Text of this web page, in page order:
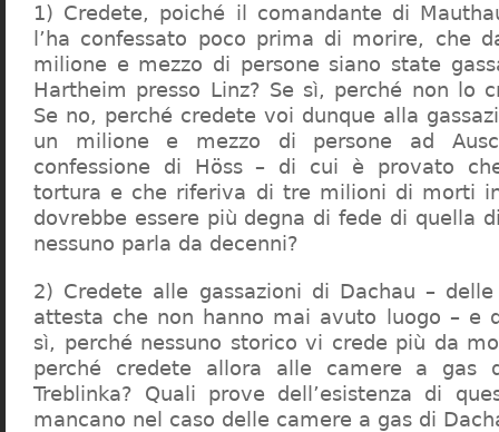
1) Credete, poiché il comandante di
l’ha confessato poco prima di morire, che
milione e mezzo di persone siano state
Hartheim presso Linz? Se sì, perché non lo
Se no, perché credete voi dunque alla
un milione e mezzo di persone ad
confessione di Höss – di cui è provato
tortura e che riferiva di tre milioni di morti
dovrebbe essere più degna di fede di quella
nessuno parla da decenni?
2) Credete alle gassazioni di Dachau –
attesta che non hanno mai avuto luogo – e
sì, perché nessuno storico vi crede più da
perché credete allora alle camere a gas
Treblinka? Quali prove dell’esistenza di
mancano nel caso delle camere a gas di